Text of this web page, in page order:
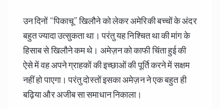
उन दिनों “पिकाचू” खिलौने को लेकर अमेरिकी बच्चों के अंदर
बहुत ज्यादा उत्सुकता था। परंतु यह निश्चित था की मांग के
हिसाब से खिलौने कम थे। अमेज़न को काफी चिंता हुई की
ऐसे में वह अपने ग्राहकों की इच्छाओं की पूर्ति करने में सक्षम
नहीं हो पाएगा। परंतु दोस्तों इसका अमेज़न ने एक बहुत ही
बढ़िया और अजीब सा समाधान निकाला।